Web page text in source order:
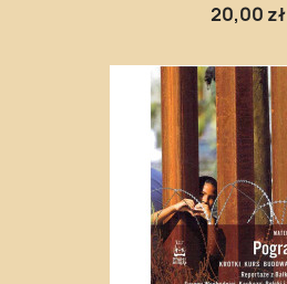
20,00 zł